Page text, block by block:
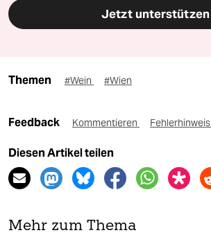
Jetzt unterstützen
Themen #Wein #Wien
Feedback Kommentieren Fehlerhinweis
Diesen Artikel teilen
Mehr zum Thema